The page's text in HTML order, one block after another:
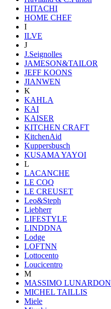
HITACHI
HOME CHEF
I
ILVE
J
J.Seignolles
JAMESON&TAILOR
JEFF KOONS
JIANWEN
K
KAHLA
KAI
KAISER
KITCHEN CRAFT
KitchenAid
Kuppersbusch
KUSAMA YAYOI
L
LACANCHE
LE COQ
LE CREUSET
Leo&Steph
Liebherr
LIFESTYLE
LINDDNA
Lodge
LOFTNN
Lottocento
Loucicentro
M
MASSIMO LUNARDON
MICHEL TAILLIS
Miele